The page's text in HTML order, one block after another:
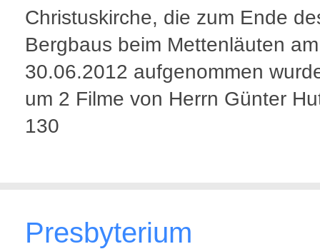
Christuskirche, die zum Ende
Bergbaus beim Mettenläuten am
30.06.2012 aufgenommen
um 2 Filme von Herrn Günter
130
Presbyterium